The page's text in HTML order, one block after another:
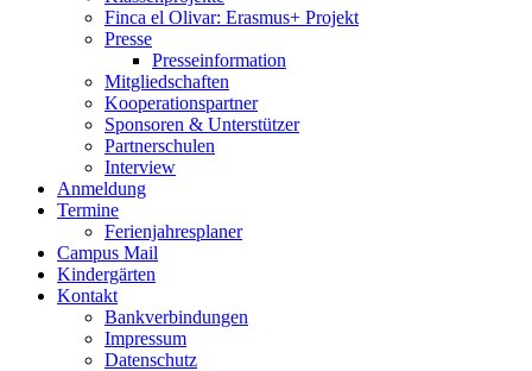
Finca el Olivar: Erasmus+ Projekt
Presse
Presseinformation
Mitgliedschaften
Kooperationspartner
Sponsoren & Unterstützer
Partnerschulen
Interview
Anmeldung
Termine
Ferienjahresplaner
Campus Mail
Kindergärten
Kontakt
Bankverbindungen
Impressum
Datenschutz